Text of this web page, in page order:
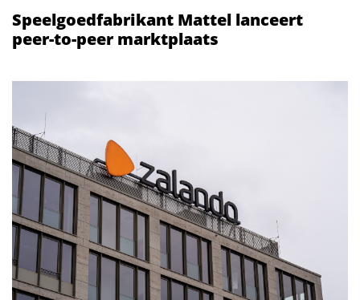
Speelgoedfabrikant Mattel lanceert
peer-to-peer marktplaats